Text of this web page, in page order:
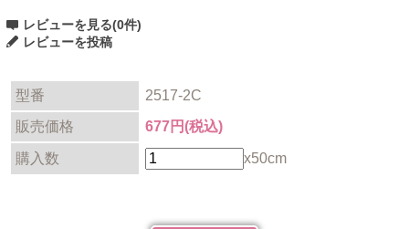
レビューを見る(0件)
レビューを投稿
型番
2517-2C
販売価格
677円(税込)
購入数 x50cm